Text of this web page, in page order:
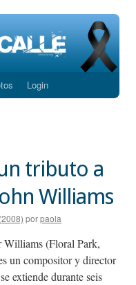
Login
tributo a
Williams
porpaola
(Floral Park,
un compositor y director
extiende durante seis